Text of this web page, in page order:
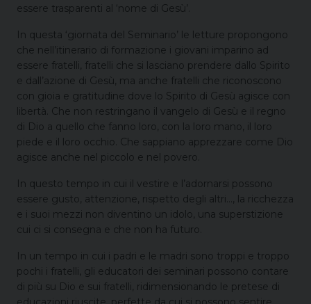
essere trasparenti al ‘nome di Gesù’.
In questa ‘giornata del Seminario’ le letture propongono
che nell’itinerario di formazione i giovani imparino ad
essere fratelli, fratelli che si lasciano prendere dallo Spirito
e dall’azione di Gesù, ma anche fratelli che riconoscono
con gioia e gratitudine dove lo Spirito di Gesù agisce con
libertà. Che non restringano il vangelo di Gesù e il regno
di Dio a quello che fanno loro, con la loro mano, il loro
piede e il loro occhio. Che sappiano apprezzare come Dio
agisce anche nel piccolo e nel povero.
In questo tempo in cui il vestire e l’adornarsi possono
essere gusto, attenzione, rispetto degli altri…, la ricchezza
e i suoi mezzi non diventino un idolo, una superstizione
cui ci si consegna e che non ha futuro.
In un tempo in cui i padri e le madri sono troppi e troppo
pochi i fratelli, gli educatori dei seminari possono contare
di più su Dio e sui fratelli, ridimensionando le pretese di